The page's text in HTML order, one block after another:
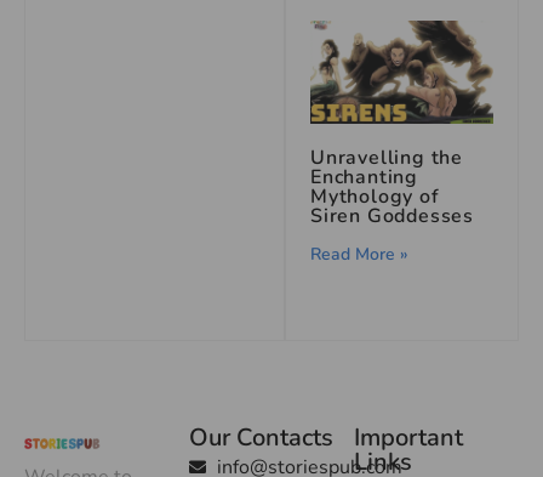
Unravelling the
Enchanting
Mythology of
Siren Goddesses
Read More »
Our Contacts
info@storiespub.com
Important
Links